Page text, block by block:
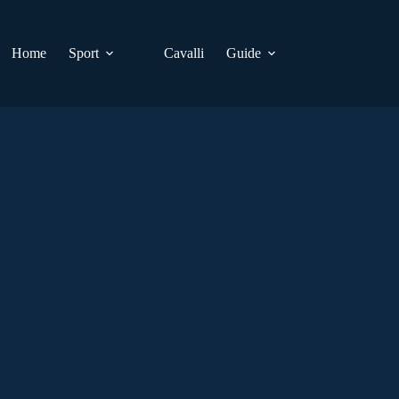
Home Sport Cavalli Guide